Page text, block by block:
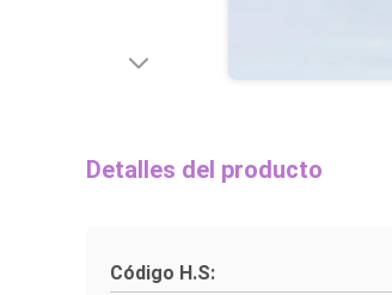
Detalles del producto
Código H.S: